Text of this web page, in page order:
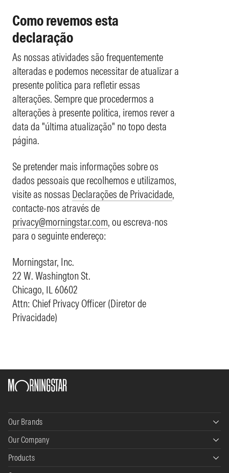
Como revemos esta
declaração
As nossas atividades são frequentemente
alteradas e podemos necessitar de atualizar a
presente política para refletir essas
alterações. Sempre que procedermos a
alterações à presente politica, iremos rever a
data da "última atualização" no topo desta
página.
Se pretender mais informações sobre os
dados pessoais que recolhemos e utilizamos,
visite as nossas Declarações de Privacidade,
contacte-nos através de
privacy@morningstar.com, ou escreva-nos
para o seguinte endereço:
Morningstar, Inc.
22 W. Washington St.
Chicago, IL 60602
Attn: Chief Privacy Officer (Diretor de
Privacidade)
Our Brands
Morningstar Data+Analytics
Our Company
About Us
Products